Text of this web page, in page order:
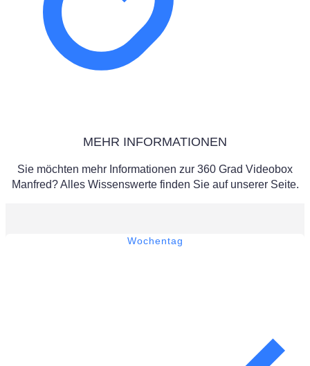
MEHR INFORMATIONEN
Sie möchten mehr Informationen zur 360 Grad Videobox
Manfred? Alles Wissenswerte finden Sie auf unserer Seite.
Wochentag